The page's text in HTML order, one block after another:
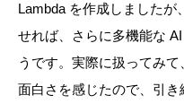
Lambda を作成しましたが
せれば、さらに多機能な
うです。実際に扱ってみ
面白さを感じたので、引